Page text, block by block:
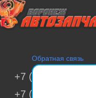
Обратная связь
+7 (473) 269-41-51
+7 (473) 200-70-00